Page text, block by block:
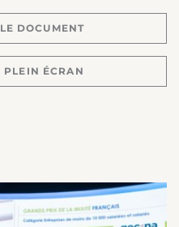
DOCUMENT
PLEIN ÉCRAN